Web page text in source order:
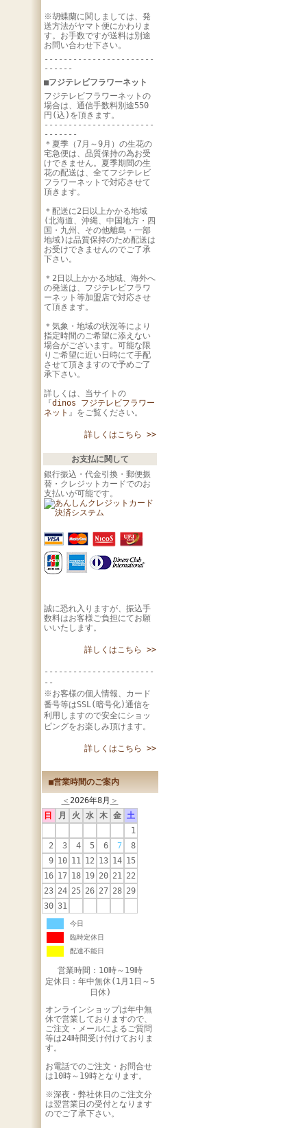
※胡蝶蘭に関しましては、発
送方法がヤマト便にかわりま
す。お手数ですが送料は別途
お問い合わせ下さい。
-----------------------
------
■フジテレビフラワーネット
フジテレビフラワーネットの
場合は、通信手数料別途550
円(込)を頂きます。
-----------------------
-------
＊夏季（7月～9月）の生花の
宅急便は、品質保持の為お受
けできません。夏季期間の生
花の配送は、全てフジテレビ
フラワーネットで対応させて
頂きます。
＊配送に2日以上かかる地域
(北海道、沖縄、中国地方・四
国・九州、その他離島・一部
地域)は品質保持のため配送は
お受けできませんのでご了承
下さい。
＊2日以上かかる地域、海外へ
の発送は、フジテレビフラワ
ーネット等加盟店で対応させ
て頂きます。
＊気象・地域の状況等により
指定時間のご希望に添えない
場合がございます。可能な限
りご希望に近い日時にて手配
させて頂きますので予めご了
承下さい。
詳しくは、当サイトの
『dinos フジテレビフラワー
ネット 』をご覧ください。
詳しくはこちら >>
お支払に関して
銀行振込・代金引換・郵便振
替・クレジットカードでのお
支払いが可能です。
誠に恐れ入りますが、振込手
数料はお客様ご負担にてお願
いいたします。
詳しくはこちら >>
-----------------------
--
※お客様の個人情報、カード
番号等はSSL(暗号化)通信を
利用しますので安全にショッ
ピングをお楽しみ頂けます。
詳しくはこちら >>
■営業時間のご案内
＜ 2026年8月 ＞
日
月 火 水 木 金 土
1
2
3 4 5 6 7
8
9 10 11 12 13 14 15
16 17 18 19 20 21 22
23 24 25 26 27 28 29
30 31
今日
臨時定休日
配達不能日
営業時間：10時～19時
定休日：年中無休(1月1日～5
日休)
オンラインショップは年中無
休で営業しておりますので、
ご注文・メールによるご質問
等は24時間受け付けておりま
す。
お電話でのご注文・お問合せ
は10時～19時となります。
※深夜・弊社休日のご注文分
は翌営業日の受付となります
のでご了承下さい。